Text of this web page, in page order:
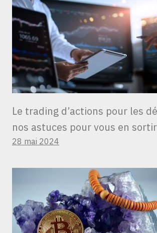
Le trading d’actions pour les
nos astuces pour vous en sortir
28 mai 2024